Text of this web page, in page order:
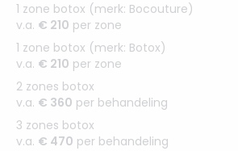
1 zone botox (merk: Bocouture)
v.a. € 210 per zone
1 zone botox (merk: Botox)
v.a. € 210 per zone
2 zones botox
v.a. € 360 per behandeling
3 zones botox
v.a. € 470 per behandeling